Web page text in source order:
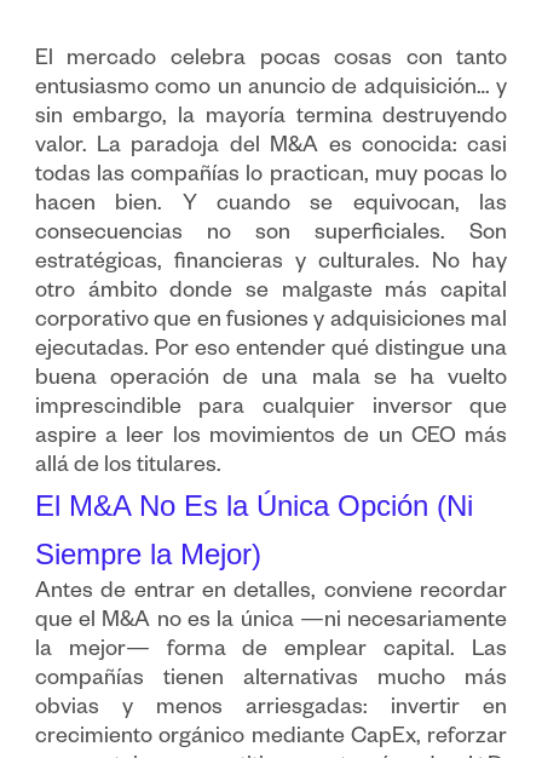
El mercado celebra pocas cosas con tanto
entusiasmo como un anuncio de adquisición… y
sin embargo, la mayoría termina destruyendo
valor. La paradoja del M&A es conocida: casi
todas las compañías lo practican, muy pocas lo
hacen bien. Y cuando se equivocan, las
consecuencias no son superficiales. Son
estratégicas, financieras y culturales. No hay
otro ámbito donde se malgaste más capital
corporativo que en fusiones y adquisiciones mal
ejecutadas. Por eso entender qué distingue una
buena operación de una mala se ha vuelto
imprescindible para cualquier inversor que
aspire a leer los movimientos de un CEO más
allá de los titulares.
El M&A No Es la Única Opción (Ni
Siempre la Mejor)
Antes de entrar en detalles, conviene recordar
que el M&A no es la única —ni necesariamente
la mejor— forma de emplear capital. Las
compañías tienen alternativas mucho más
obvias y menos arriesgadas: invertir en
crecimiento orgánico mediante CapEx, reforzar